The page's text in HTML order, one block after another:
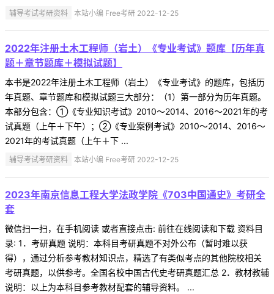
辅导考试考研资料 本站小编 Free考研 2022-12-25
2022年注册土木工程师（岩土）《专业考试》题库【历年真
题＋章节题库＋模拟试题】
本书是2022年注册土木工程师（岩土）《专业考试》的题库，包括历
年真题、章节题库和模拟试题三大部分：（1）第一部分为历年真题。
本部分包含：①《专业知识考试》2010～2014、2016～2021年的考
试真题（上午＋下午）；②《专业案例考试》2010～2014、2016～
2021年的考试真题（上午＋下 ...
辅导考试考研资料 本站小编 Free考研 2022-12-25
2023年南京信息工程大学法政学院《703中国通史》考研全
套
微信扫一扫，在手机阅读 或者直接点击: 前往在线阅读和下载 资料目
录: 1．考研真题 说明：本科目考研真题不对外公布（暂时难以获
得），通过分析参考教材知识点，精选了有类似考点的其他院校相关
考研真题，以供参考。全国名校中国古代史考研真题汇总 2．教材教辅
说明：以上为本科目参考教材配套的辅导资料。 ...